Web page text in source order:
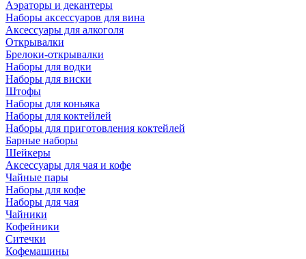
Аэраторы и декантеры
Наборы аксессуаров для вина
Аксессуары для алкоголя
Открывалки
Брелоки-открывалки
Наборы для водки
Наборы для виски
Штофы
Наборы для коньяка
Наборы для коктейлей
Наборы для приготовления коктейлей
Барные наборы
Шейкеры
Аксессуары для чая и кофе
Чайные пары
Наборы для кофе
Наборы для чая
Чайники
Кофейники
Ситечки
Кофемашины